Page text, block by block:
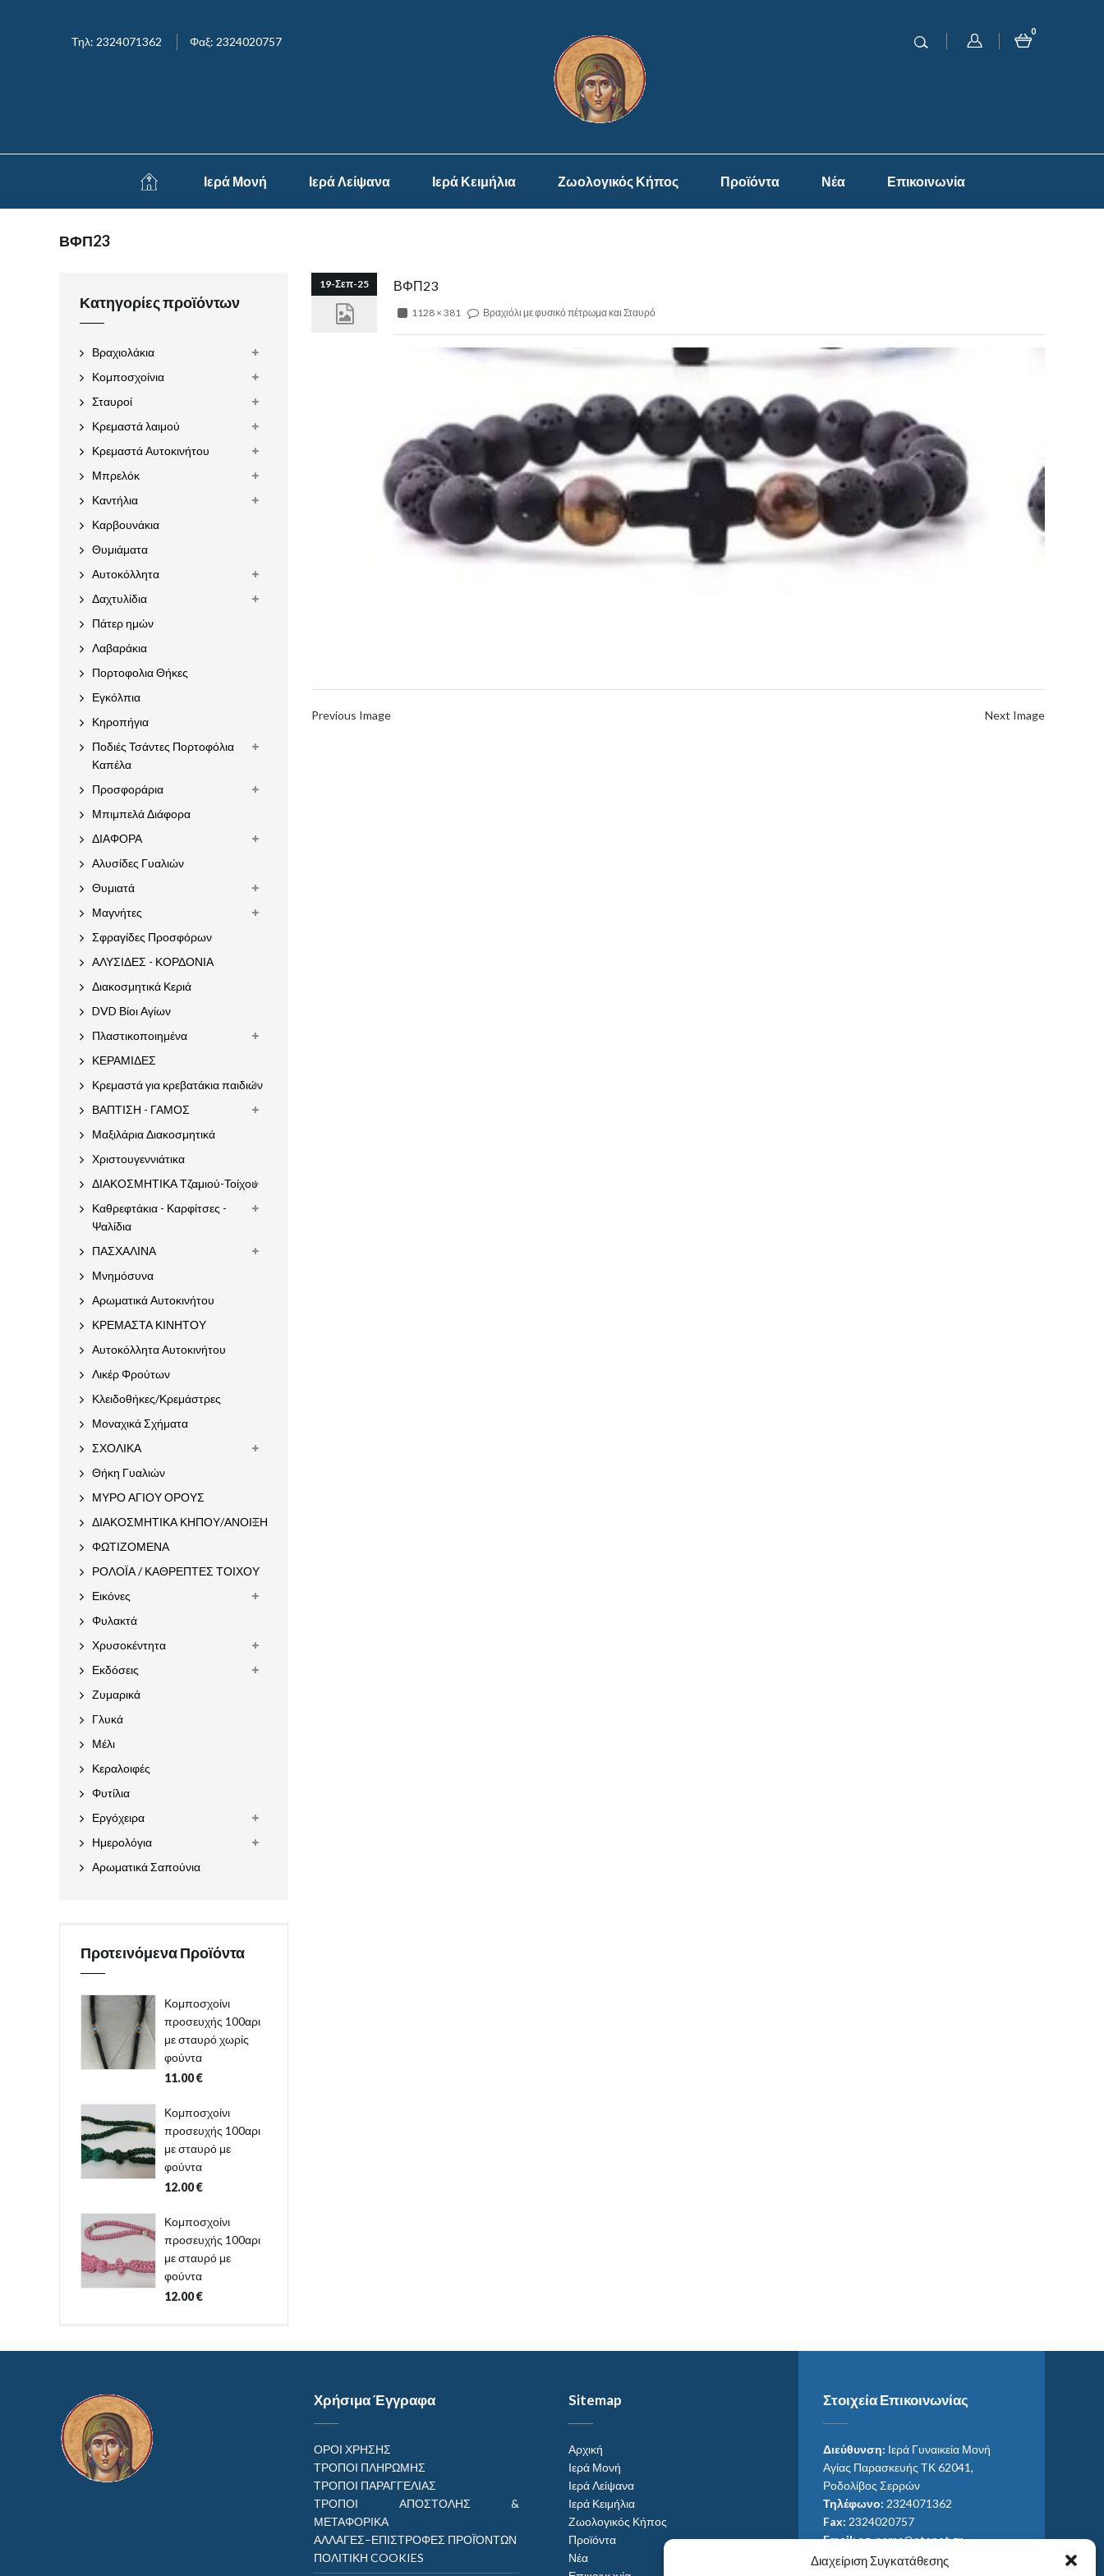
Διαχείριση Συγκατάθεσης
Τηλ: 2324071362 Φαξ: 2324020757
0
Ιερά Μονή Ιερά Λείψανα Ιερά Κειμήλια Ζωολογικός Κήπος Προϊόντα Νέα Επικοινωνία
ΒΦΠ23
19-Σεπ-25 ΒΦΠ23
1128 × 381 Βραχιόλι με φυσικό πέτρωμα και Σταυρό
Previous Image Next Image
Κατηγορίες προϊόντων
Βραχιολάκια
Κομποσχοίνια
Σταυροί
Κρεμαστά λαιμού
Κρεμαστά Αυτοκινήτου
Μπρελόκ
Καντήλια
Καρβουνάκια
Θυμιάματα
Αυτοκόλλητα
Δαχτυλίδια
Πάτερ ημών
Λαβαράκια
Πορτοφολια Θήκες
Εγκόλπια
Κηροπήγια
Ποδιές Τσάντες Πορτοφόλια
Καπέλα
Προσφοράρια
Μπιμπελά Διάφορα
ΔΙΑΦΟΡΑ
Αλυσίδες Γυαλιών
Θυμιατά
Μαγνήτες
Σφραγίδες Προσφόρων
ΑΛΥΣΙΔΕΣ - ΚΟΡΔΟΝΙΑ
Διακοσμητικά Κεριά
DVD Βίοι Αγίων
Πλαστικοποιημένα
ΚΕΡΑΜΙΔΕΣ
Κρεμαστά για κρεβατάκια παιδιών
ΒΑΠΤΙΣΗ - ΓΑΜΟΣ
Μαξιλάρια Διακοσμητικά
Χριστουγεννιάτικα
ΔΙΑΚΟΣΜΗΤΙΚΑ Τζαμιού-Τοίχου
Καθρεφτάκια - Καρφίτσες -
Ψαλίδια
ΠΑΣΧΑΛΙΝΑ
Μνημόσυνα
Αρωματικά Αυτοκινήτου
ΚΡΕΜΑΣΤΑ ΚΙΝΗΤΟΥ
Αυτοκόλλητα Αυτοκινήτου
Λικέρ Φρούτων
Κλειδοθήκες/Κρεμάστρες
Μοναχικά Σχήματα
ΣΧΟΛΙΚΑ
Θήκη Γυαλιών
ΜΥΡΟ ΑΓΙΟΥ ΟΡΟΥΣ
ΔΙΑΚΟΣΜΗΤΙΚΑ ΚΗΠΟΥ/ΑΝΟΙΞΗ
ΦΩΤΙΖΟΜΕΝΑ
ΡΟΛΟΪΑ / ΚΑΘΡΕΠΤΕΣ ΤΟΙΧΟΥ
Εικόνες
Φυλακτά
Χρυσοκέντητα
Εκδόσεις
Ζυμαρικά
Γλυκά
Μέλι
Κεραλοιφές
Φυτίλια
Εργόχειρα
Ημερολόγια
Αρωματικά Σαπούνια
Προτεινόμενα Προϊόντα
Κομποσχοίνι
προσευχής 100αρι
με σταυρό χωρίς
φούντα
11.00€
Κομποσχοίνι
προσευχής 100αρι
με σταυρό με
φούντα
12.00€
Κομποσχοίνι
προσευχής 100αρι
με σταυρό με
φούντα
12.00€
Χρήσιμα Έγγραφα
ΟΡΟΙ ΧΡΗΣΗΣ
ΤΡΟΠΟΙ ΠΛΗΡΩΜΗΣ
ΤΡΟΠΟΙ ΠΑΡΑΓΓΕΛΙΑΣ
ΤΡΟΠΟΙ ΑΠΟΣΤΟΛΗΣ &
ΜΕΤΑΦΟΡΙΚΑ
ΑΛΛΑΓΕΣ–ΕΠΙΣΤΡΟΦΕΣ ΠΡΟΪΌΝΤΩΝ
ΠΟΛΙΤΙΚΗ COOKIES
Sitemap
Αρχική
Ιερά Μονή
Ιερά Λείψανα
Ιερά Κειμήλια
Ζωολογικός Κήπος
Προϊόντα
Νέα
Στοιχεία Επικοινωνίας
Διεύθυνση: Ιερά Γυναικεία Μονή
Αγίας Παρασκευής ΤΚ 62041,
Ροδολίβος Σερρών
Τηλέφωνο: 2324071362
Fax: 2324020757
Email:ag_paras@otenet.gr
Email:info@im-agparaskevis.gr